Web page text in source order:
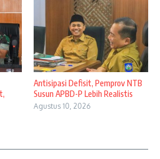
Antisipasi Defisit, Pemprov NTB
Susun APBD-P Lebih Realistis
Agustus 10, 2026